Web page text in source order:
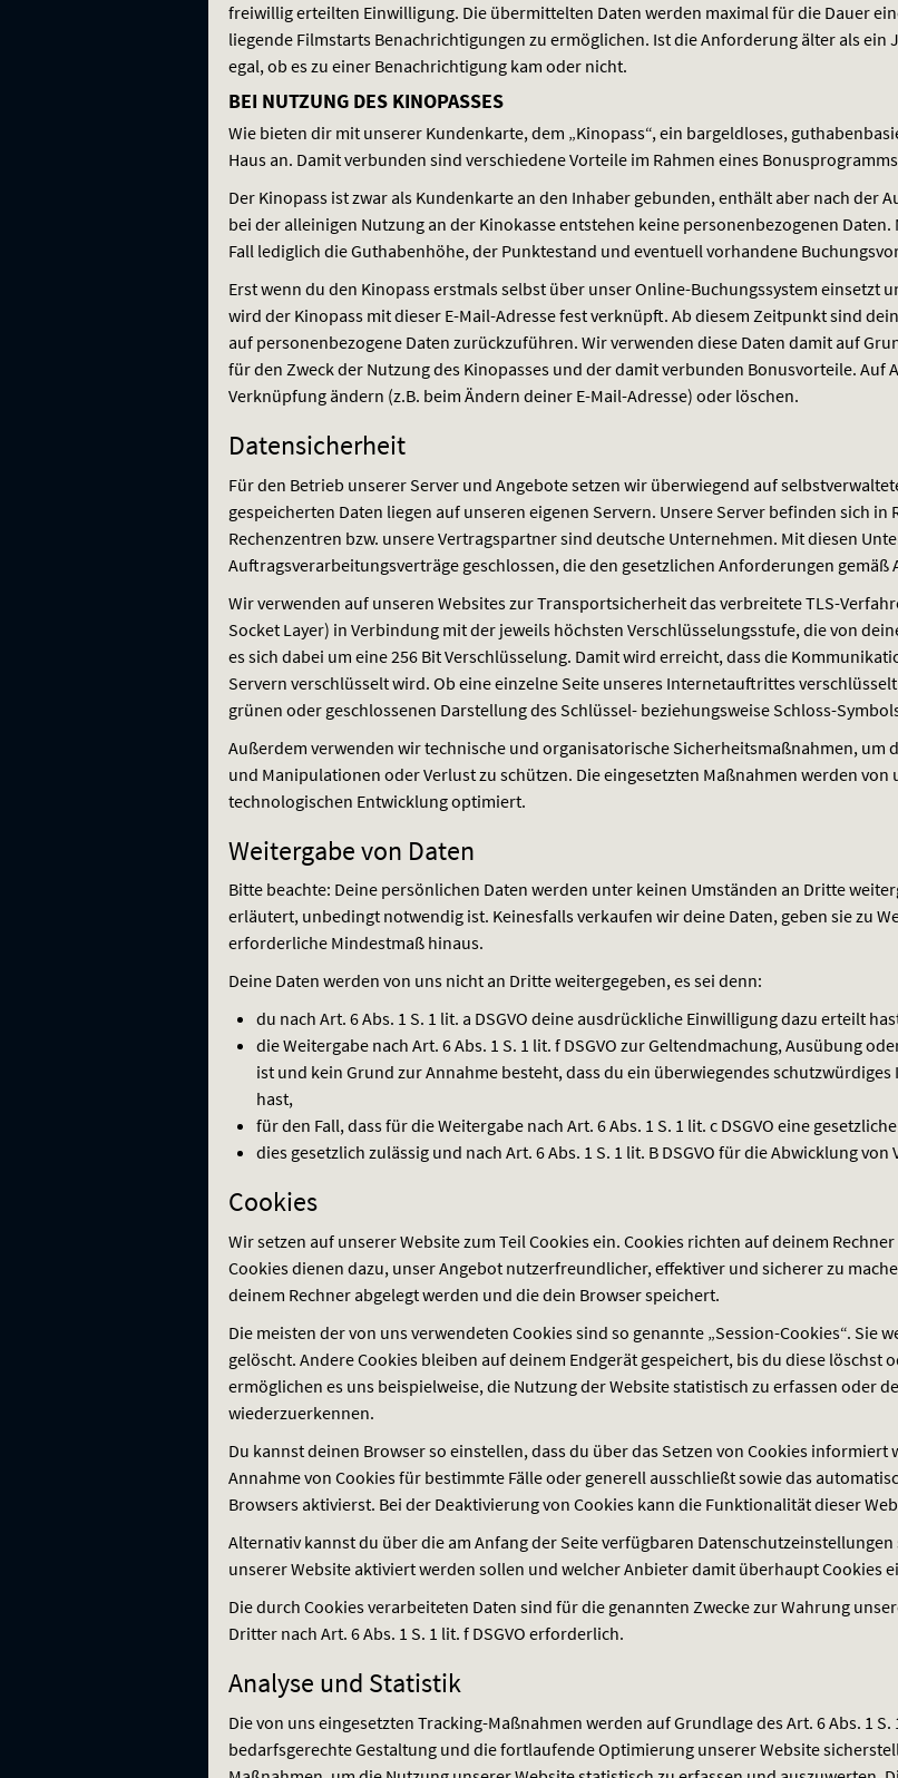
freiwillig erteilten Einwilligung. Die übermittelten Daten werden maximal für die Dauer
liegende Filmstarts Benachrichtigungen zu ermöglichen. Ist die Anforderung älter als ein
egal, ob es zu einer Benachrichtigung kam oder nicht.
BEI NUTZUNG DES KINOPASSES
Wie bieten dir mit unserer Kundenkarte, dem „Kinopass“, ein bargeldloses,
Haus an. Damit verbunden sind verschiedene Vorteile im Rahmen eines
Der Kinopass ist zwar als Kundenkarte an den Inhaber gebunden, enthält aber nach der
bei der alleinigen Nutzung an der Kinokasse entstehen keine personenbezogenen
Fall lediglich die Guthabenhöhe, der Punktestand und eventuell vorhandene
Erst wenn du den Kinopass erstmals selbst über unser Online-Buchungssystem einsetzt
wird der Kinopass mit dieser E-Mail-Adresse fest verknüpft. Ab diesem Zeitpunkt sind
auf personenbezogene Daten zurückzuführen. Wir verwenden diese Daten damit auf
für den Zweck der Nutzung des Kinopasses und der damit verbunden Bonusvorteile. Auf
Verknüpfung ändern (z.B. beim Ändern deiner E-Mail-Adresse) oder löschen.
Datensicherheit
Für den Betrieb unserer Server und Angebote setzen wir überwiegend auf
gespeicherten Daten liegen auf unseren eigenen Servern. Unsere Server befinden sich
Rechenzentren bzw. unsere Vertragspartner sind deutsche Unternehmen. Mit diesen
Auftragsverarbeitungsverträge geschlossen, die den gesetzlichen Anforderungen gemäß
Wir verwenden auf unseren Websites zur Transportsicherheit das verbreiteteTLS-
Socket Layer) in Verbindung mit der jeweils höchsten Verschlüsselungsstufe, die von
es sich dabei um eine 256 Bit Verschlüsselung. Damit wird erreicht, dass die
Servern verschlüsselt wird. Ob eine einzelne Seite unseres Internetauftrittes
grünen oder geschlossenen Darstellung des Schlüssel- beziehungsweise Schloss-
Außerdem verwenden wir technische und organisatorische Sicherheitsmaßnahmen, um
und Manipulationen oder Verlust zu schützen. Die eingesetzten Maßnahmen werden
technologischen Entwicklung optimiert.
Weitergabe von Daten
Bitte beachte: Deine persönlichen Daten werden unter keinen Umständen an Dritte
erläutert, unbedingt notwendig ist. Keinesfalls verkaufen wir deine Daten, geben sie zu
erforderliche Mindestmaß hinaus.
Deine Daten werden von uns nicht an Dritte weitergegeben, es sei denn:
du nach Art. 6 Abs. 1 S. 1 lit. a DSGVO deine ausdrückliche Einwilligung dazu erteilt
die Weitergabe nach Art. 6 Abs. 1 S. 1 lit. f DSGVO zur Geltendmachung, Ausübung
ist und kein Grund zur Annahme besteht, dass du ein überwiegendes
hast,
für den Fall, dass für die Weitergabe nach Art. 6 Abs. 1 S. 1 lit. c DSGVO eine
dies gesetzlich zulässig und nach Art. 6 Abs. 1 S. 1 lit. B DSGVO für die Abwicklung von
Cookies
Wir setzen auf unserer Website zum Teil Cookies ein. Cookies richten auf deinem
Cookies dienen dazu, unser Angebot nutzerfreundlicher, effektiver und sicherer zu
deinem Rechner abgelegt werden und die dein Browser speichert.
Die meisten der von uns verwendeten Cookies sind so genannte „Session-Cookies“. Sie
gelöscht. Andere Cookies bleiben auf deinem Endgerät gespeichert, bis du diese löschst
ermöglichen es uns beispielweise, die Nutzung der Website statistisch zu erfassen oder
wiederzuerkennen.
Du kannst deinen Browser so einstellen, dass du über das Setzen von Cookies
Annahme von Cookies für bestimmte Fälle oder generell ausschließt sowie das
Browsers aktivierst. Bei der Deaktivierung von Cookies kann die Funktionalität dieser
Alternativ kannst du über die am Anfang der Seite verfügbaren
unserer Website aktiviert werden sollen und welcher Anbieter damit überhaupt Cookies
Die durch Cookies verarbeiteten Daten sind für die genannten Zwecke zur Wahrung
Dritter nach Art. 6 Abs. 1 S. 1 lit. f DSGVO erforderlich.
Analyse und Statistik
Die von uns eingesetzten Tracking-Maßnahmen werden auf Grundlage des Art. 6 Abs. 1 S.
bedarfsgerechte Gestaltung und die fortlaufende Optimierung unserer Website